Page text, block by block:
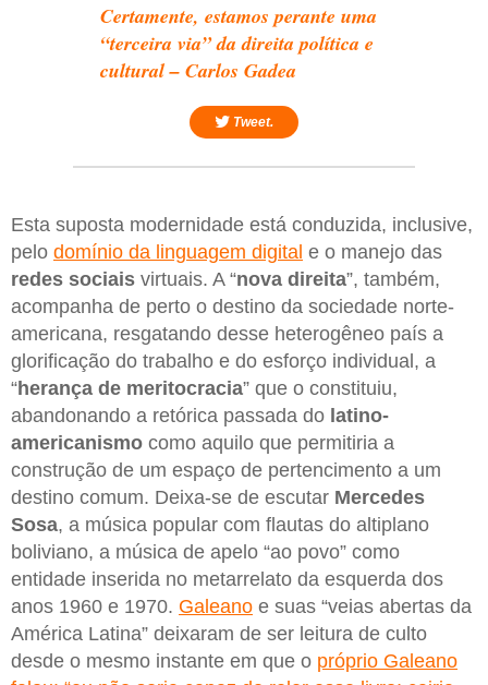
Certamente, estamos perante uma
“terceira via” da direita política e
cultural – Carlos Gadea
Tweet.
Esta suposta modernidade está conduzida, inclusive,
pelo domínio da linguagem digital e o manejo das
redes sociais virtuais. A “nova direita”, também,
acompanha de perto o destino da sociedade norte-
americana, resgatando desse heterogêneo país a
glorificação do trabalho e do esforço individual, a
“herança de meritocracia” que o constituiu,
abandonando a retórica passada do latino-
americanismo como aquilo que permitiria a
construção de um espaço de pertencimento a um
destino comum. Deixa-se de escutar Mercedes
Sosa, a música popular com flautas do altiplano
boliviano, a música de apelo “ao povo” como
entidade inserida no metarrelato da esquerda dos
anos 1960 e 1970. Galeano e suas “veias abertas da
América Latina” deixaram de ser leitura de culto
desde o mesmo instante em que o próprio Galeano